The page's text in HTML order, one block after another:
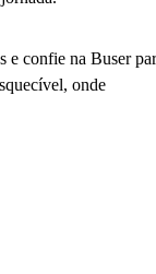
e confie na Buser
onde